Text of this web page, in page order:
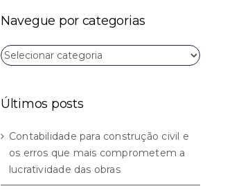
Navegue por categorias
Navegue
por
Últimos posts
Contabilidade para construção civil e
os erros que mais comprometem a
lucratividade das obras